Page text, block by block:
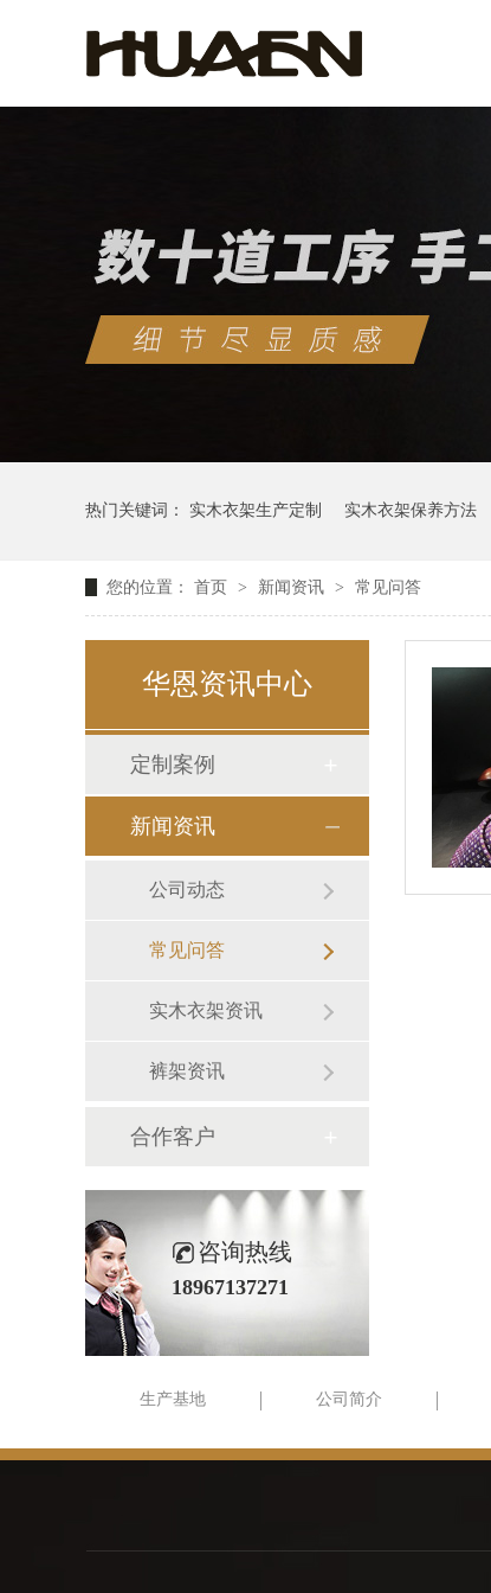
热门关键词： 实木衣架生产定制 实木衣架保养方法
您的位置： 首页 > 新闻资讯 > 常见问答
华恩资讯中心
定制案例
新闻资讯
公司动态
常见问答
实木衣架资讯
裤架资讯
合作客户
咨询热线
18967137271
生产基地 公司简介